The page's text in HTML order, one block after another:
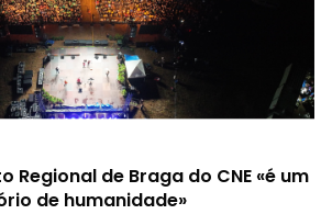
Regional de Braga do CNE «é um
de humanidade»